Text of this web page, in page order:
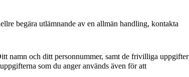
begära utlämnande av en allmän handling, kontakta
namn och ditt personnummer, samt de frivilliga uppgifter
som du anger används även för att